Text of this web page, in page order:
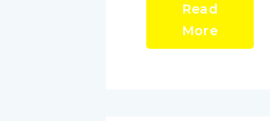
Read
More